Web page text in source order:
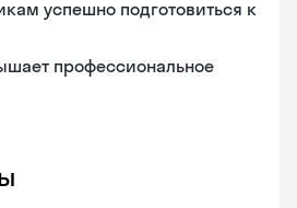
успешно подготовиться к
профессиональное